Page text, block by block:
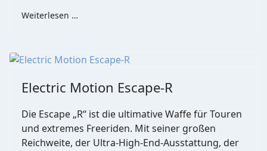
Weiterlesen …
Electric Motion Escape-R
Die Escape „R“ ist die ultimative Waffe für Touren
und extremes Freeriden. Mit seiner großen
Reichweite, der Ultra-High-End-Ausstattung, der